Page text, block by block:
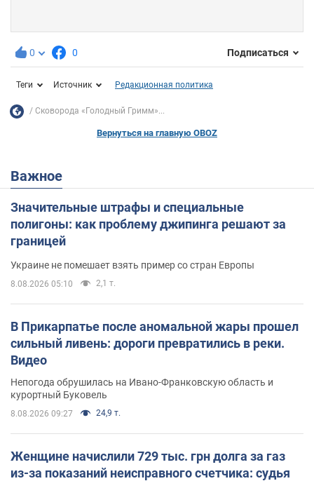
0 0 Подписаться
Теги Источник Редакционная политика
Сковорода «Голодный Гримм»...
Вернуться на главную OBOZ
Важное
Значительные штрафы и специальные
полигоны: как проблему джипинга решают за
границей
Украине не помешает взять пример со стран Европы
8.08.2026 05:10 2,1 т.
В Прикарпатье после аномальной жары прошел
сильный ливень: дороги превратились в реки.
Видео
Непогода обрушилась на Ивано-Франковскую область и
курортный Буковель
8.08.2026 09:27 24,9 т.
Женщине начислили 729 тыс. грн долга за газ
из-за показаний неисправного счетчика: судья